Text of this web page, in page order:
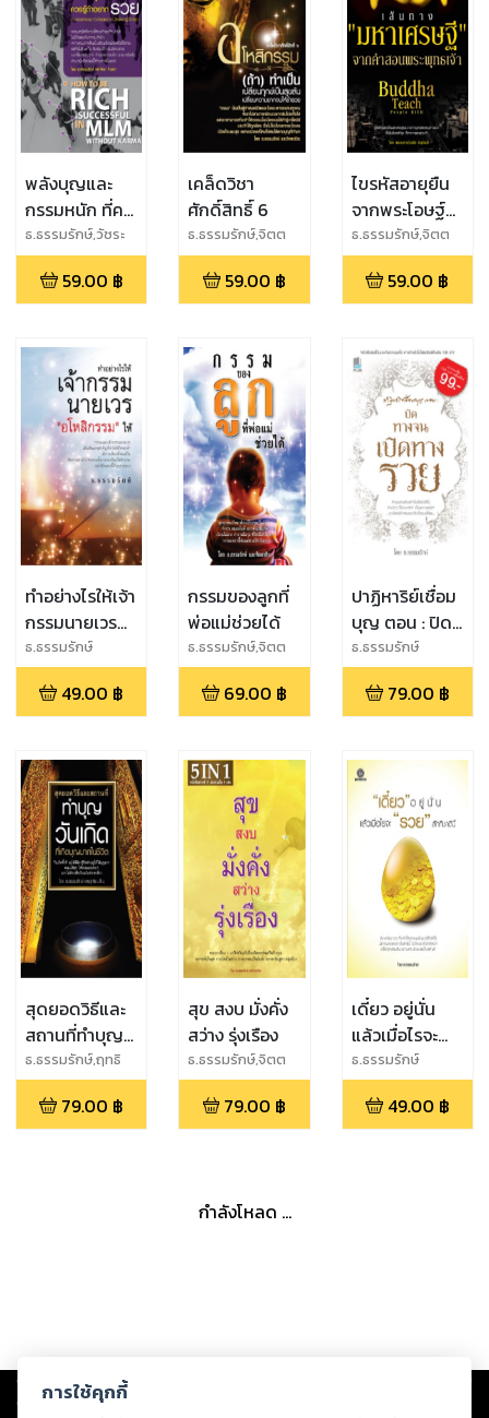
พลังบุญและ
กรรมหนัก ที่คน
ทำธุรกิจเครือ
ข่ายควรรู้ถ้า
อยากรวย
ธ.ธรรมรักษ์,วัชระ
จึงสง่า
59.00 ฿
เคล็ดวิชา
ศักดิ์สิทธิ์ 6
ธ.ธรรมรักษ์,จิตต
วชิระ
59.00 ฿
ไขรหัสอายุยืน
จากพระโอษฐ์
ของ
พระพุทธเจ้า
ธ.ธรรมรักษ์,จิตต
วชิระ
59.00 ฿
ทำอย่างไรให้เจ้า
กรรมนายเวร
อโหสิกรรม ให้
ธ.ธรรมรักษ์
49.00 ฿
กรรมของลูกที่
พ่อแม่ช่วยได้
ธ.ธรรมรักษ์,จิตต
วชิระ
69.00 ฿
ปาฏิหาริย์เชื่อม
บุญ ตอน : ปิด
ทางจน เปิดทาง
รวย
ธ.ธรรมรักษ์
79.00 ฿
สุดยอดวิธีและ
สถานที่ทำบุญ
วันเกิดที่เกิด
บุญมากในชีวิต
ธ.ธรรมรักษ์,ฤทธิ
ญาโณ
79.00 ฿
สุข สงบ มั่งคั่ง
สว่าง รุ่งเรือง
ธ.ธรรมรักษ์,จิตต
วชิระ
79.00 ฿
เดี๋ยว อยู่นั่น
แล้วเมื่อไรจะ
รวย สักทีชาตินี้
ธ.ธรรมรักษ์
49.00 ฿
กำลังโหลด ...
Copyright © 2026
ต่อผลงานหรือเนื้อหาใดที่อัปโหลดผ่านเว็บไซต์และปรากฏว่าละเมิดสิทธิใน
การใช้คุกกี้